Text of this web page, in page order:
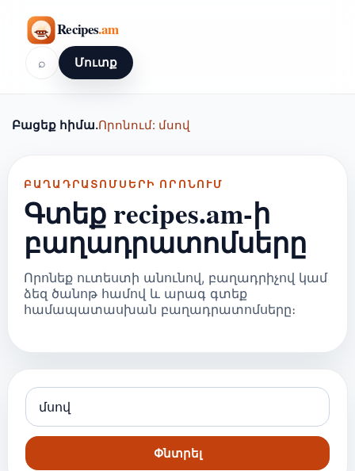
⌕ Մուտք
Բացեք հիմա.Որոնում: մսով
ԲԱՂԱԴՐԱՏՈՄՍԵՐԻ ՈՐՈՆՈՒՄ
Գտեք recipes.am-ի
բաղադրատոմսերը
Որոնեք ուտեստի անունով, բաղադրիչով կամ
ձեզ ծանոթ համով և արագ գտեք
համապատասխան բաղադրատոմսերը։
Փնտրել